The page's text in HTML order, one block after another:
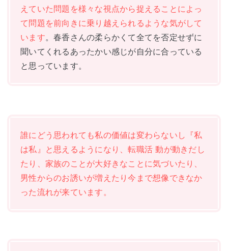
えていた問題を様々な視点から捉えることによっ
て問題を前向きに乗り越えられるような気がして
います。春香さんの柔らかくて全てを否定せずに
聞いてくれるあったかい感じが自分に合っている
と思っています。
誰にどう思われても私の価値は変わらないし『私
は私』と思えるようになり、転職活 動が動きだし
たり、家族のことが大好きなことに気づいたり、
男性からのお誘いが増えたり今まで想像できなか
った流れが来ています。